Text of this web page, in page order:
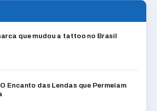
que mudou a tattoo no Brasil
Encanto das Lendas que Permeiam